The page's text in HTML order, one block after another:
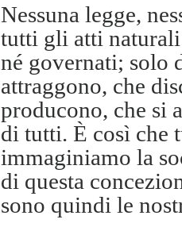
Nessuna legge,
tutti gli atti
né governati; solo
attraggono, che
producono, che si
di tutti. È così che
immaginiamo la
di questa
sono quindi le